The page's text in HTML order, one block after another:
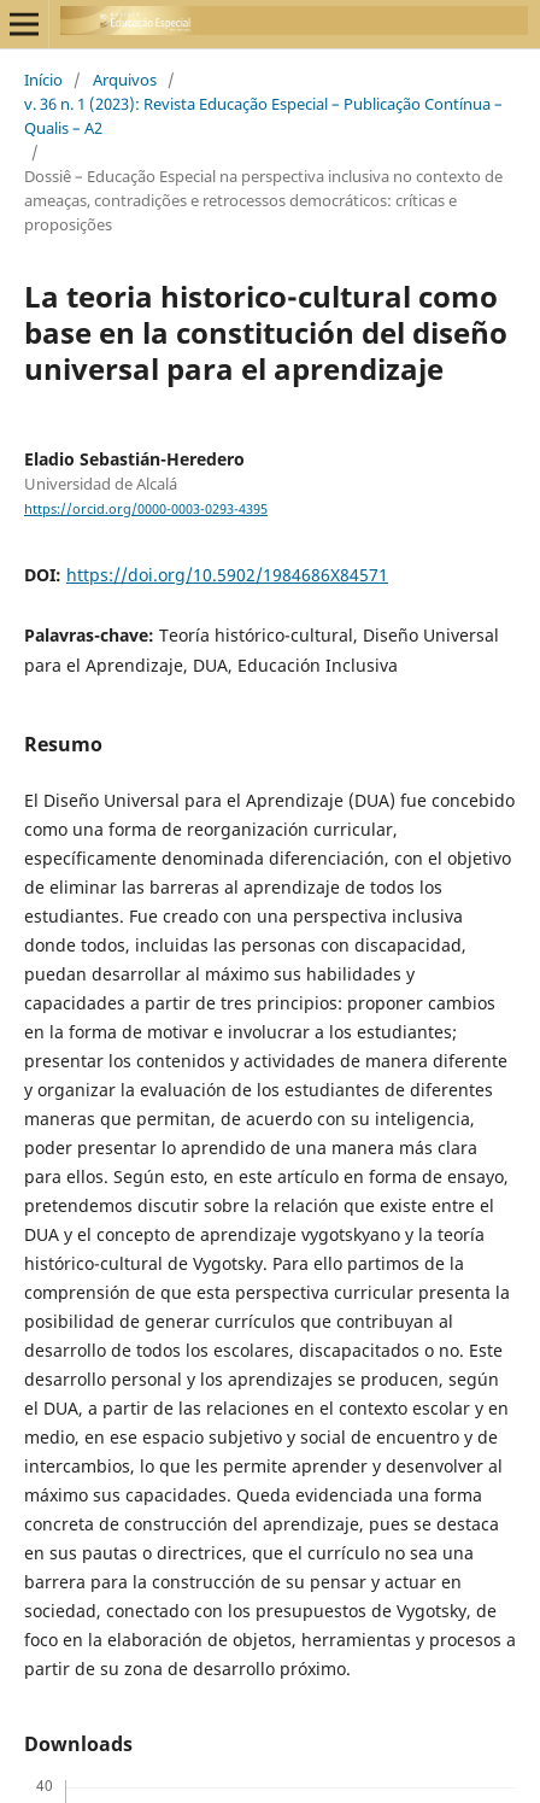
Início / Arquivos /
v. 36 n. 1 (2023): Revista Educação Especial – Publicação Contínua –
Qualis – A2
/
Dossiê – Educação Especial na perspectiva inclusiva no contexto de
ameaças, contradições e retrocessos democráticos: críticas e
proposições
La teoria historico-cultural como
base en la constitución del diseño
universal para el aprendizaje
Eladio Sebastián-Heredero
Universidad de Alcalá
https://orcid.org/0000-0003-0293-4395
DOI: https://doi.org/10.5902/1984686X84571
Palavras-chave: Teoría histórico-cultural, Diseño Universal
para el Aprendizaje, DUA, Educación Inclusiva
Resumo
El Diseño Universal para el Aprendizaje (DUA) fue concebido
como una forma de reorganización curricular,
específicamente denominada diferenciación, con el objetivo
de eliminar las barreras al aprendizaje de todos los
estudiantes. Fue creado con una perspectiva inclusiva
donde todos, incluidas las personas con discapacidad,
puedan desarrollar al máximo sus habilidades y
capacidades a partir de tres principios: proponer cambios
en la forma de motivar e involucrar a los estudiantes;
presentar los contenidos y actividades de manera diferente
y organizar la evaluación de los estudiantes de diferentes
maneras que permitan, de acuerdo con su inteligencia,
poder presentar lo aprendido de una manera más clara
para ellos. Según esto, en este artículo en forma de ensayo,
pretendemos discutir sobre la relación que existe entre el
DUA y el concepto de aprendizaje vygotskyano y la teoría
histórico-cultural de Vygotsky. Para ello partimos de la
comprensión de que esta perspectiva curricular presenta la
posibilidad de generar currículos que contribuyan al
desarrollo de todos los escolares, discapacitados o no. Este
desarrollo personal y los aprendizajes se producen, según
el DUA, a partir de las relaciones en el contexto escolar y en
medio, en ese espacio subjetivo y social de encuentro y de
intercambios, lo que les permite aprender y desenvolver al
máximo sus capacidades. Queda evidenciada una forma
concreta de construcción del aprendizaje, pues se destaca
en sus pautas o directrices, que el currículo no sea una
barrera para la construcción de su pensar y actuar en
sociedad, conectado con los presupuestos de Vygotsky, de
foco en la elaboración de objetos, herramientas y procesos a
partir de su zona de desarrollo próximo.
Downloads